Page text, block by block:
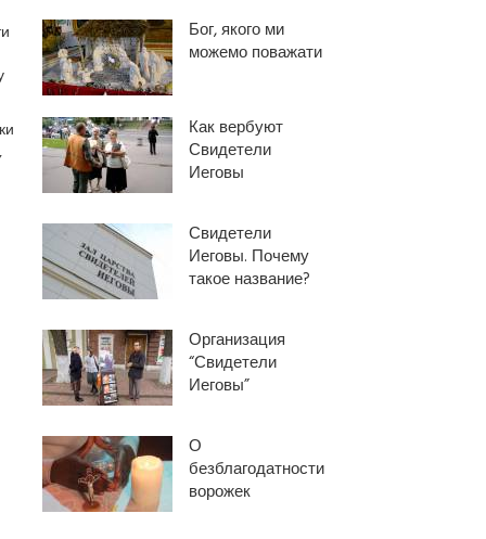
Бог, якого ми
можемо поважати
Как вербуют
Свидетели
Иеговы
Свидетели
Иеговы. Почему
такое название?
Организация
“Свидетели
Иеговы”
О
безблагодатности
ворожек